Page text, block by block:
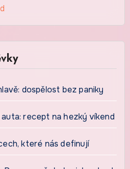
dospělost bez paniky
recept na hezký víkend
které nás definují